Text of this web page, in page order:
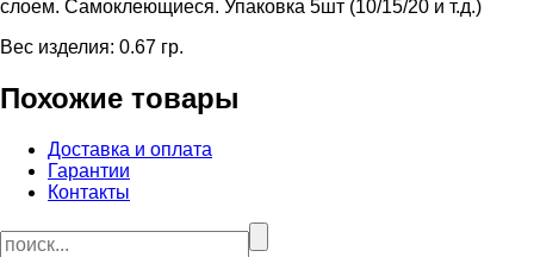
слоем. Самоклеющиеся. Упаковка 5шт (10/15/20 и т.д.)
Вес изделия: 0.67 гр.
Похожие товары
Доставка и оплата
Гарантии
Контакты